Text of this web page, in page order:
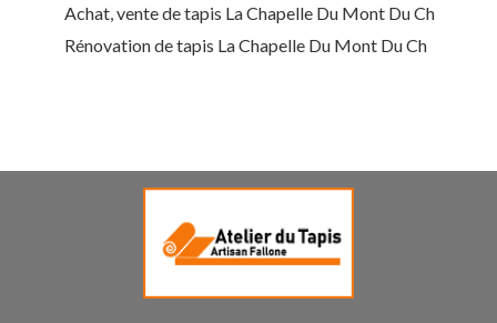
Achat, vente de tapis La Chapelle Du Mont Du Ch
Rénovation de tapis La Chapelle Du Mont Du Ch